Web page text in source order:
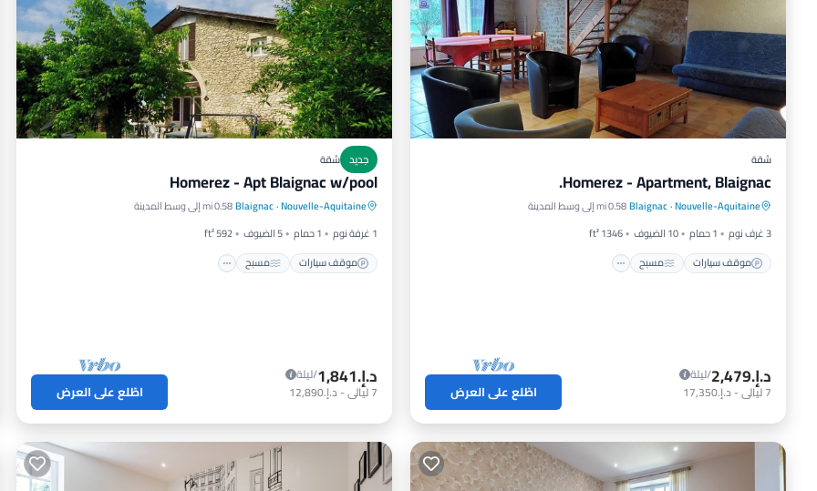
شقة
Homerez - Apartment, Blaignac.
Nouvelle-Aquitaine
·
Blaignac0.58 mi إلى وسط المدينة
3 غرف نوم
1 حمام 10 الضيوف
1346 ft²
موقف سيارات
مسبح
موقف سيارات مسبح
شرفة / تراس
مطبخ
د.إ.‏2,479
/ليلة
7ليالي- د.إ.‏17,350 اطّلع على العرض
جديد شقة
Homerez - Apt Blaignac w/pool
Nouvelle-Aquitaine
·
Blaignac0.58 mi إلى وسط المدينة
1 غرفة نوم
1 حمام 5 الضيوف
592 ft²
موقف سيارات
مسبح
موقف سيارات مسبح
مطبخ
د.إ.‏1,841
/ليلة
7ليالي- د.إ.‏12,890 اطّلع على العرض